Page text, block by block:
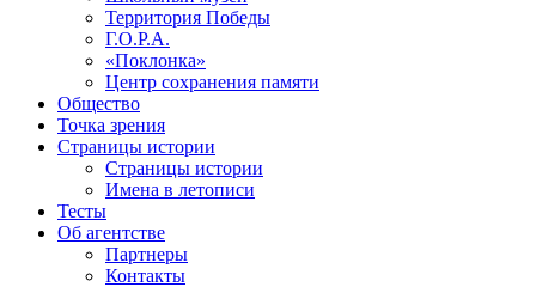
Территория Победы
Г.О.Р.А.
«Поклонка»
Центр сохранения памяти
Общество
Точка зрения
Страницы истории
Страницы истории
Имена в летописи
Тесты
Об агентстве
Партнеры
Контакты